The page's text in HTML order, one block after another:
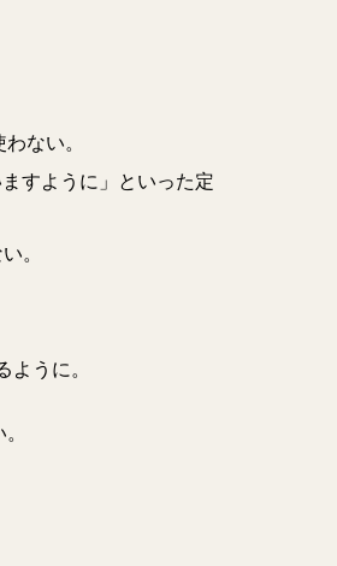
ない。
すように」といった定
。
うに。